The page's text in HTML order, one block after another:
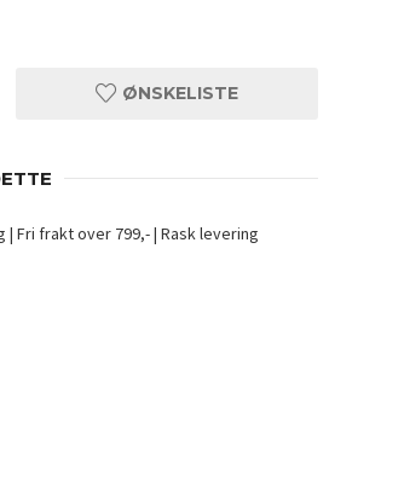
ØNSKELISTE
| Fri frakt over 799,- | Rask levering